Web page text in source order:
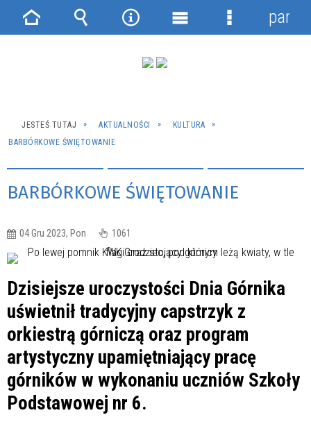
JESTEŚ TUTAJ AKTUALNOŚCI
KULTURA
BARBÓRKOWE ŚWIĘTOWANIE
BARBÓRKOWE ŚWIĘTOWANIE
04 Gru 2023, Pon 1061
Dzisiejsze uroczystości Dnia Górnika
uświetnił tradycyjny capstrzyk z
orkiestrą górniczą oraz program
artystyczny upamiętniający pracę
górników w wykonaniu uczniów Szkoły
Podstawowej nr 6.
Strona Wyszukiwarka
NarzędziaMenu
Menu
panel